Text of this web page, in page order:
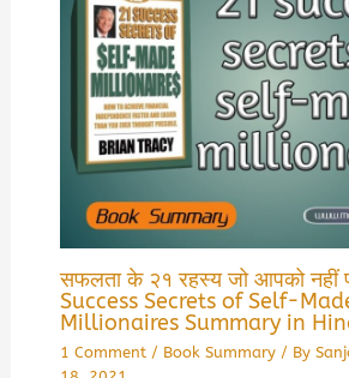
सफलता के २१ रहस्य जो आपको नहीं
Success Secrets of Self-
Millionaires Summary in
1 Comment / Book Summary/ By